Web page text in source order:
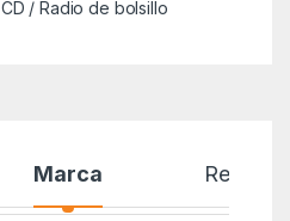
/ Radio de bolsillo
Marca Reseñas